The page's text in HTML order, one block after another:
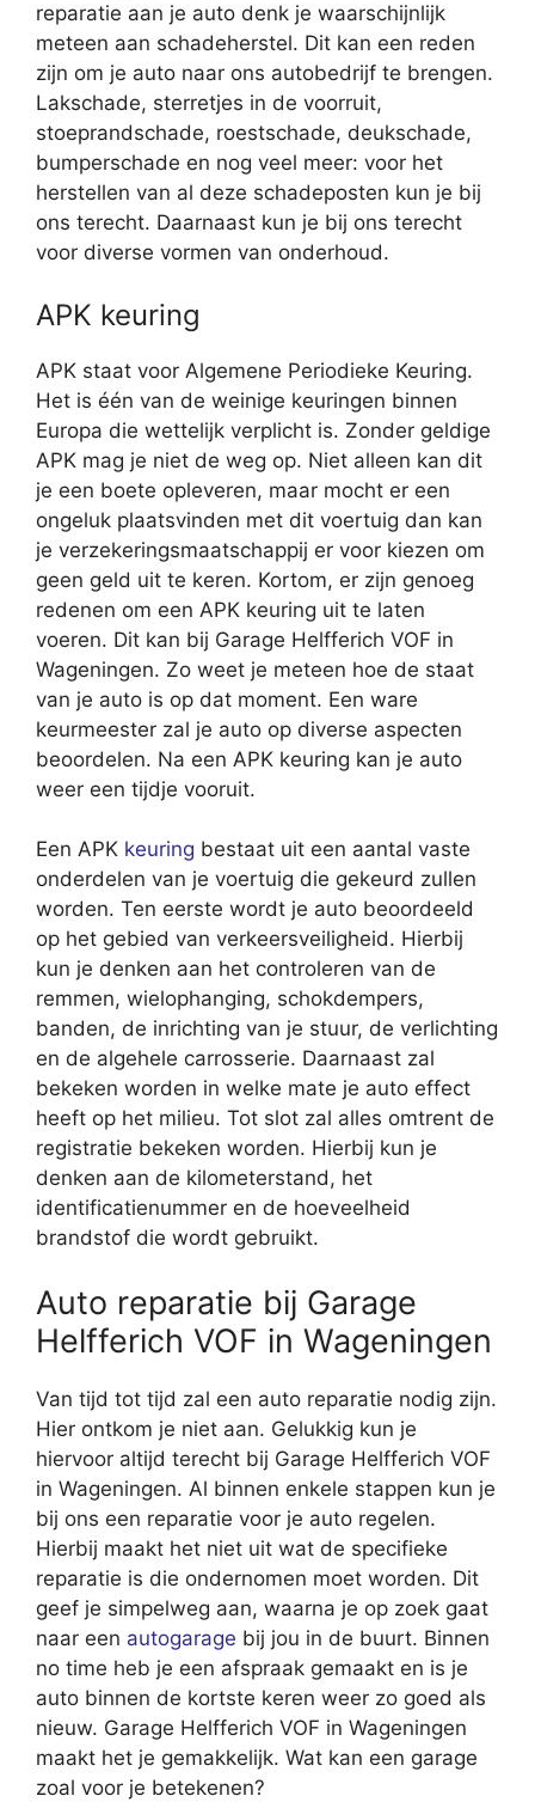
reparatie aan je auto denk je waarschijnlijk
meteen aan schadeherstel. Dit kan een reden
zijn om je auto naar ons autobedrijf te brengen.
Lakschade, sterretjes in de voorruit,
stoeprandschade, roestschade, deukschade,
bumperschade en nog veel meer: voor het
herstellen van al deze schadeposten kun je bij
ons terecht. Daarnaast kun je bij ons terecht
voor diverse vormen van onderhoud.
APK keuring
APK staat voor Algemene Periodieke Keuring.
Het is één van de weinige keuringen binnen
Europa die wettelijk verplicht is. Zonder geldige
APK mag je niet de weg op. Niet alleen kan dit
je een boete opleveren, maar mocht er een
ongeluk plaatsvinden met dit voertuig dan kan
je verzekeringsmaatschappij er voor kiezen om
geen geld uit te keren. Kortom, er zijn genoeg
redenen om een APK keuring uit te laten
voeren. Dit kan bij Garage Helfferich VOF in
Wageningen. Zo weet je meteen hoe de staat
van je auto is op dat moment. Een ware
keurmeester zal je auto op diverse aspecten
beoordelen. Na een APK keuring kan je auto
weer een tijdje vooruit.
Een APK keuring bestaat uit een aantal vaste
onderdelen van je voertuig die gekeurd zullen
worden. Ten eerste wordt je auto beoordeeld
op het gebied van verkeersveiligheid. Hierbij
kun je denken aan het controleren van de
remmen, wielophanging, schokdempers,
banden, de inrichting van je stuur, de verlichting
en de algehele carrosserie. Daarnaast zal
bekeken worden in welke mate je auto effect
heeft op het milieu. Tot slot zal alles omtrent de
registratie bekeken worden. Hierbij kun je
denken aan de kilometerstand, het
identificatienummer en de hoeveelheid
brandstof die wordt gebruikt.
Auto reparatie bij Garage
Helfferich VOF in Wageningen
Van tijd tot tijd zal een auto reparatie nodig zijn.
Hier ontkom je niet aan. Gelukkig kun je
hiervoor altijd terecht bij Garage Helfferich VOF
in Wageningen. Al binnen enkele stappen kun je
bij ons een reparatie voor je auto regelen.
Hierbij maakt het niet uit wat de specifieke
reparatie is die ondernomen moet worden. Dit
geef je simpelweg aan, waarna je op zoek gaat
naar een autogarage bij jou in de buurt. Binnen
no time heb je een afspraak gemaakt en is je
auto binnen de kortste keren weer zo goed als
nieuw. Garage Helfferich VOF in Wageningen
maakt het je gemakkelijk. Wat kan een garage
zoal voor je betekenen?